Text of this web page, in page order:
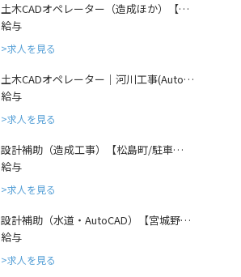
土木CADオペレーター（造成ほか）【…
給与
求人を見る
土木CADオペレーター｜河川工事(Auto…
給与
求人を見る
設計補助（造成工事）【松島町/駐車…
給与
求人を見る
設計補助（水道・AutoCAD）【宮城野…
給与
求人を見る